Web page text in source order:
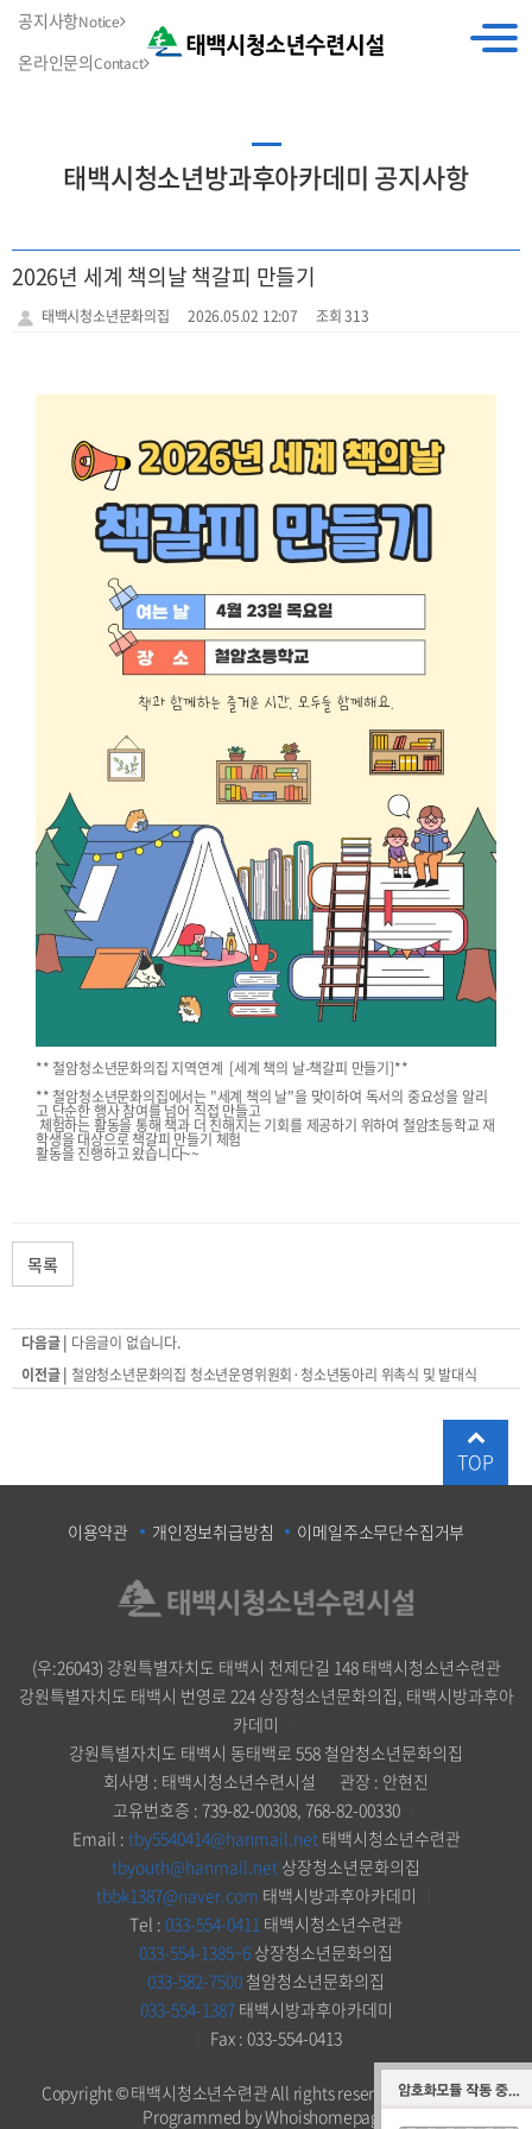
공지사항Notice
온라인문의Contact
태백시청소년방과후아카데미 공지사항
2026년 세계 책의날 책갈피 만들기
태백시청소년문화의집 2026.05.02 12:07 조회 313
** 철암청소년문화의집 지역연계 [세계 책의 날-책갈피 만들기]**
** 철암청소년문화의집에서는 "세계 책의 날"을 맞이하여 독서의 중요성을 알리
고 단순한 행사 참여를 넘어 직접 만들고
체험하는 활동을 통해 책과 더 친해지는 기회를 제공하기 위하여 철암초등학교 재
학생을 대상으로 책갈피 만들기 체험
활동을 진행하고 왔습니다~~
목록
다음글 | 다음글이 없습니다.
이전글 | 철암청소년문화의집 청소년운영위원회·청소년동아리 위촉식 및 발대식
이용약관 개인정보취급방침 이메일주소무단수집거부
(우:26043) 강원특별자치도 태백시 천제단길 148 태백시청소년수련관
강원특별자치도 태백시 번영로 224 상장청소년문화의집, 태백시방과후아
카데미
강원특별자치도 태백시 동태백로 558 철암청소년문화의집
회사명 : 태백시청소년수련시설
관장 : 안현진
고유번호증 : 739-82-00308, 768-82-00330
Email : tby5540414@hanmail.net태백시청소년수련관
tbyouth@hanmail.net 상장청소년문화의집
tbbk1387@naver.com 태백시방과후아카데미
Tel : 033-554-0411 태백시청소년수련관
033-554-1385~6 상장청소년문화의집
033-582-7500 철암청소년문화의집
033-554-1387태백시방과후아카데미
Fax : 033-554-0413
Copyright © 태백시청소년수련관 All rights reserved.Designed &
Programmed by Whoishomepage
TOP